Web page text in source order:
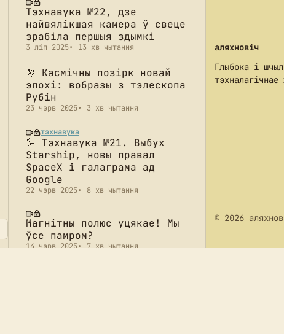
аляхновіч
Глыбока і
тэхналагічнае
© 2026
Тэхнавука №22, дзе
найвялікшая камера ў свеце
зрабіла першыя здымкі
3 ліп 2025 13 хв чытання
🔭 Касмічны позірк новай
эпохі: вобразы з тэлескопа
Рубін
23 чэрв 2025 3 хв чытання
тэхнавука
🦾 Тэхнавука №21. Выбух
Starship, новы правал
SpaceX і галаграма ад
Google
22 чэрв 2025 8 хв чытання
Магнітны полюс уцякае! Мы
ўсе памром?
14 чэрв 2025 7 хв чытання